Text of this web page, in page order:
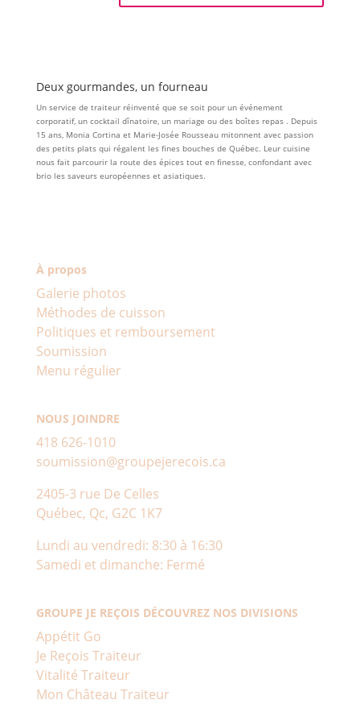
Deux gourmandes, un fourneau
Un service de traiteur réinventé que se soit pour un événement
corporatif, un cocktail dînatoire, un mariage ou des boîtes repas . Depuis
15 ans, Monia Cortina et Marie-Josée Rousseau mitonnent avec passion
des petits plats qui régalent les fines bouches de Québec. Leur cuisine
nous fait parcourir la route des épices tout en finesse, confondant avec
brio les saveurs européennes et asiatiques.
À propos
Galerie photos
Méthodes de cuisson
Politiques et remboursement
Soumission
Menu régulier
NOUS JOINDRE
418 626-1010
soumission@groupejerecois.ca
2405-3 rue De Celles
Québec, Qc, G2C 1K7
Lundi au vendredi: 8:30 à 16:30
Samedi et dimanche: Fermé
GROUPE JE REÇOIS DÉCOUVREZ NOS DIVISIONS
Appétit Go
Je Reçois Traiteur
Vitalité Traiteur
Mon Château Traiteur